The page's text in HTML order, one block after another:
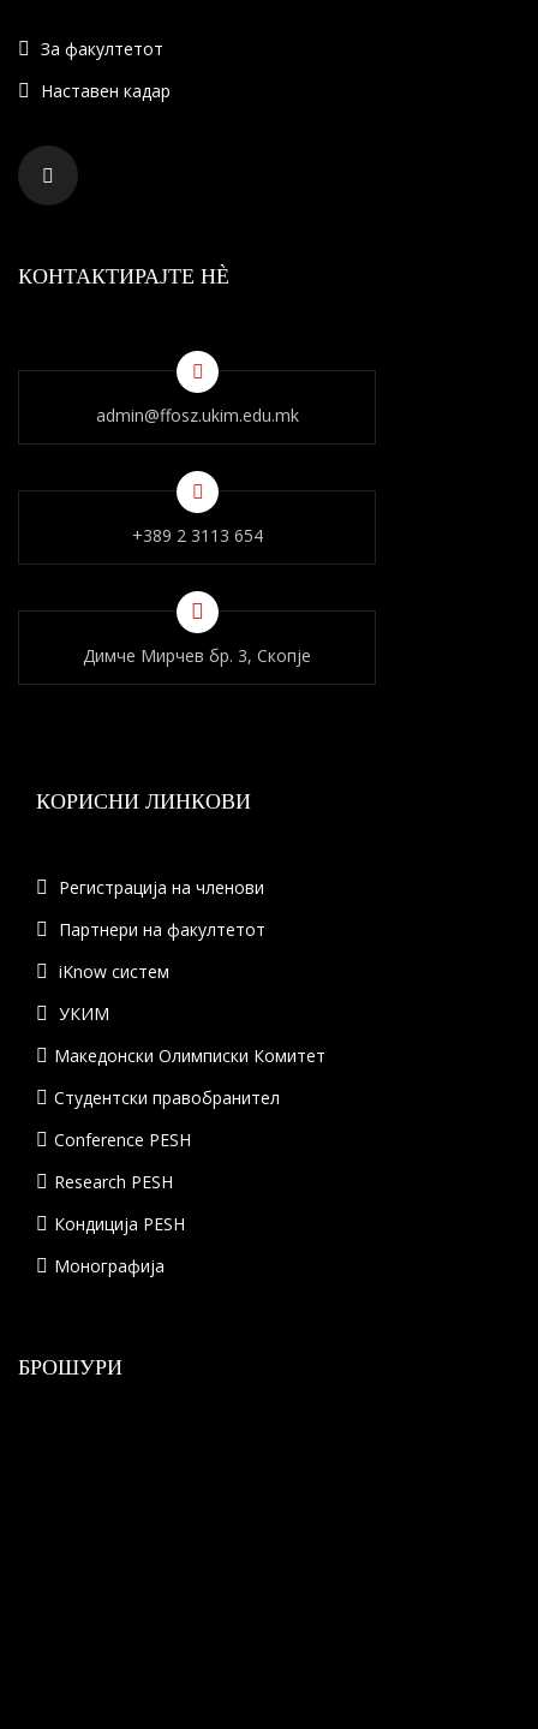
За факултетот
Наставен кадар
КОНТАКТИРАЈТЕ НÈ
admin@ffosz.ukim.edu.mk
+389 2 3113 654
Димче Мирчев бр. 3, Скопје
КОРИСНИ ЛИНКОВИ
Регистрација на членови
Партнери на факултетот
iKnow систем
УКИМ
Македонски Олимписки Комитет
Студентски правобранител
Conference PESH
Research PESH
Кондиција PESH
Монографија
БРОШУРИ